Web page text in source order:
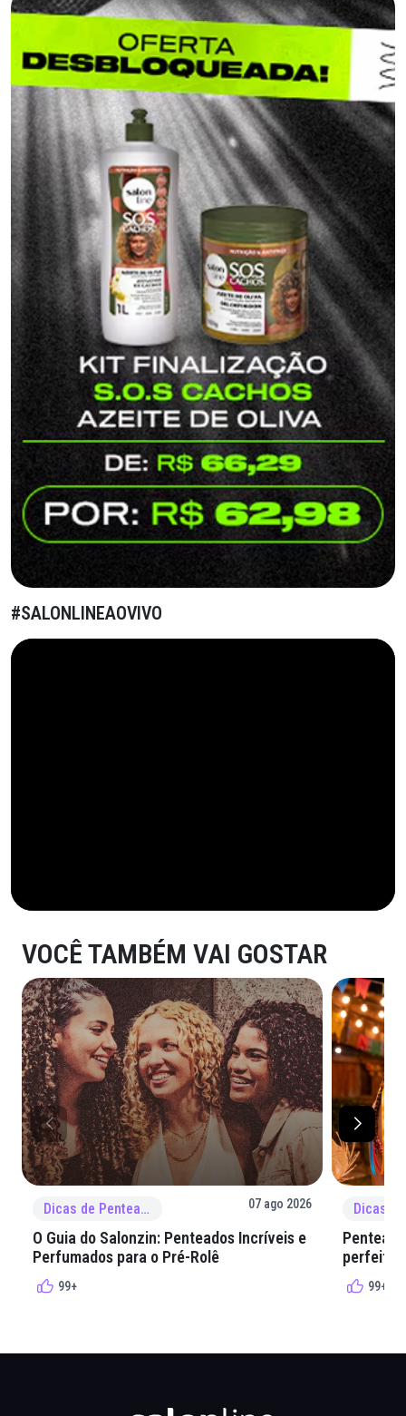
#SALONLINEAOVIVO
VOCÊ TAMBÉM VAI GOSTAR
Dicas de Penteado 07 ago 2026
O Guia do Salonzin: Penteados Incríveis e
Perfumados para o Pré-Rolê
99+
perfeita
99+